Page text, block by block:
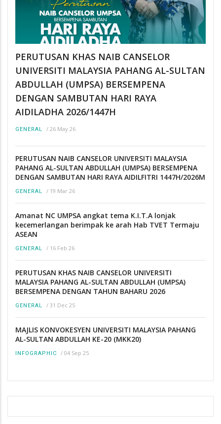
PERUTUSAN KHAS NAIB CANSELOR
UNIVERSITI MALAYSIA PAHANG AL-SULTAN
ABDULLAH (UMPSA) BERSEMPENA
DENGAN SAMBUTAN HARI RAYA
AIDILADHA 2026/1447H
GENERAL / 26 May 26
PERUTUSAN NAIB CANSELOR UNIVERSITI MALAYSIA
PAHANG AL-SULTAN ABDULLAH (UMPSA) BERSEMPENA
DENGAN SAMBUTAN HARI RAYA AIDILFITRI 1447H/2026M
GENERAL / 19 Mar 26
Amanat NC UMPSA angkat tema K.I.T.A lonjak
kecemerlangan berimpak ke arah Hab TVET Termaju
ASEAN
GENERAL / 16 Feb 26
PERUTUSAN KHAS NAIB CANSELOR UNIVERSITI
MALAYSIA PAHANG AL-SULTAN ABDULLAH (UMPSA)
BERSEMPENA DENGAN TAHUN BAHARU 2026
GENERAL / 31 Dec 25
MAJLIS KONVOKESYEN UNIVERSITI MALAYSIA PAHANG
AL-SULTAN ABDULLAH KE-20 (MKK20)
INFOGRAPHIC / 04 Sep 25